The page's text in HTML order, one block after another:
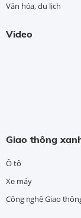
Văn hóa, du lịch
Video
Giao thông
Ô tô
Xe máy
Công nghệ Giao